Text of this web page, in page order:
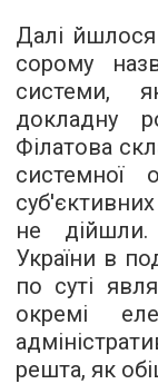
Далі
сорому
системи,
докладну
Філатова
системної
не дійшли.
України в
по суті
окремі
решта, як